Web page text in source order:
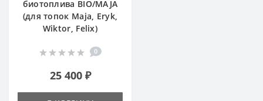
биотоплива BIO/MAJA
(для топок Maja, Eryk,
Wiktor, Felix)
0
25 400 ₽